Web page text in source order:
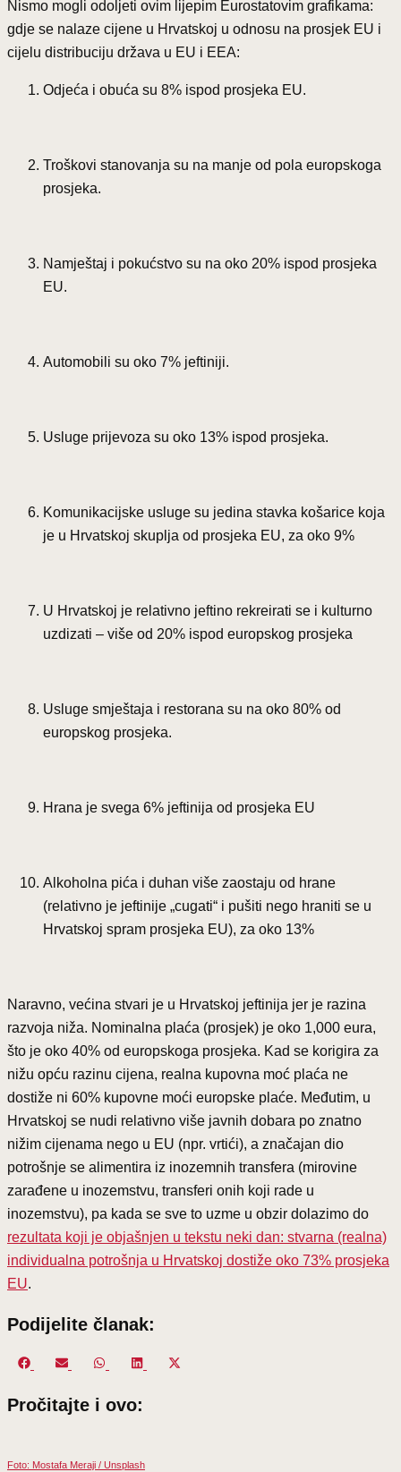
Nismo mogli odoljeti ovim lijepim Eurostatovim grafikama:
gdje se nalaze cijene u Hrvatskoj u odnosu na prosjek EU i
cijelu distribuciju država u EU i EEA:
Odjeća i obuća su 8% ispod prosjeka EU.
Troškovi stanovanja su na manje od pola europskoga
prosjeka.
Namještaj i pokućstvo su na oko 20% ispod prosjeka
EU.
Automobili su oko 7% jeftiniji.
Usluge prijevoza su oko 13% ispod prosjeka.
Komunikacijske usluge su jedina stavka košarice koja
je u Hrvatskoj skuplja od prosjeka EU, za oko 9%
U Hrvatskoj je relativno jeftino rekreirati se i kulturno
uzdizati – više od 20% ispod europskog prosjeka
Usluge smještaja i restorana su na oko 80% od
europskog prosjeka.
Hrana je svega 6% jeftinija od prosjeka EU
Alkoholna pića i duhan više zaostaju od hrane
(relativno je jeftinije „cugati“ i pušiti nego hraniti se u
Hrvatskoj spram prosjeka EU), za oko 13%
Naravno, većina stvari je u Hrvatskoj jeftinija jer je razina
razvoja niža. Nominalna plaća (prosjek) je oko 1,000 eura,
što je oko 40% od europskoga prosjeka. Kad se korigira za
nižu opću razinu cijena, realna kupovna moć plaća ne
dostiže ni 60% kupovne moći europske plaće. Međutim, u
Hrvatskoj se nudi relativno više javnih dobara po znatno
nižim cijenama nego u EU (npr. vrtići), a značajan dio
potrošnje se alimentira iz inozemnih transfera (mirovine
zarađene u inozemstvu, transferi onih koji rade u
inozemstvu), pa kada se sve to uzme u obzir dolazimo do
rezultata koji je objašnjen u tekstu neki dan: stvarna (realna)
individualna potrošnja u Hrvatskoj dostiže oko 73% prosjeka
EU.
Podijelite članak:
Share
Facebook
Share
Email
Share
WhatsApp
Share
Pročitajte i ovo:
Foto: Mostafa Meraji / Unsplash